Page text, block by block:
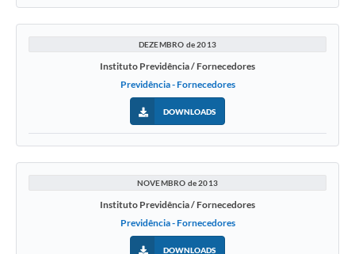
DEZEMBRO de 2013
Instituto Previdência / Fornecedores
Previdência - Fornecedores
DOWNLOADS
NOVEMBRO de 2013
Instituto Previdência / Fornecedores
Previdência - Fornecedores
DOWNLOADS